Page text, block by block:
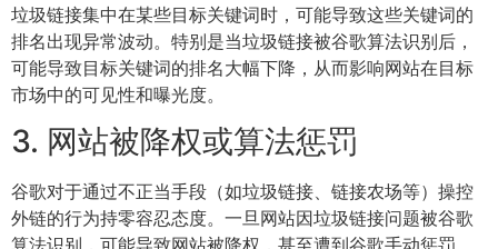
垃圾链接集中在某些目标关键词时，可能导致这些关键词的
排名出现异常波动。特别是当垃圾链接被谷歌算法识别后，
可能导致目标关键词的排名大幅下降，从而影响网站在目标
市场中的可见性和曝光度。
3. 网站被降权或算法惩罚
谷歌对于通过不正当手段（如垃圾链接、链接农场等）操控
外链的行为持零容忍态度。一旦网站因垃圾链接问题被谷歌